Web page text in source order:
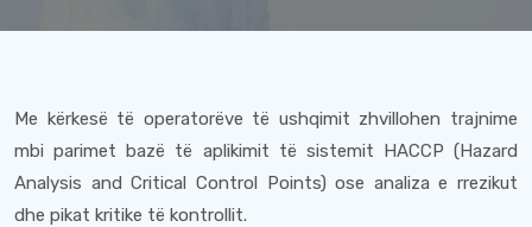
Me kërkesë të operatorëve të ushqimit zhvillohen trajnime
mbi parimet bazë të aplikimit të sistemit HACCP (Hazard
Analysis and Critical Control Points) ose analiza e rrezikut
dhe pikat kritike të kontrollit.